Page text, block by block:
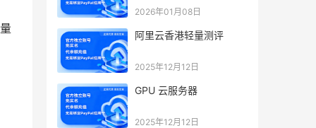
2026年01月08日
阿里云香港轻量测评
2025年12月12日
GPU 云服务器
2025年12月12日